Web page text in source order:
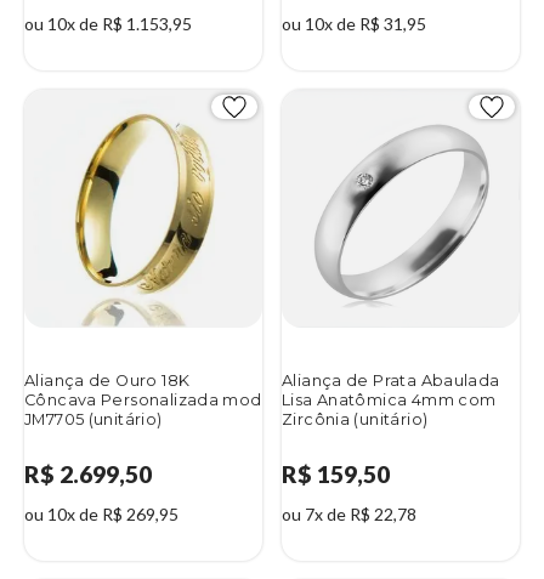
ou 10x de R$ 1.153,95 ou 10x de R$ 31,95
Aliança de Ouro 18K
Côncava Personalizada mod
JM7705 (unitário)
R$ 2.699,50
ou 10x de R$ 269,95
Aliança de Prata Abaulada
Lisa Anatômica 4mm com
Zircônia (unitário)
R$ 159,50
ou 7x de R$ 22,78